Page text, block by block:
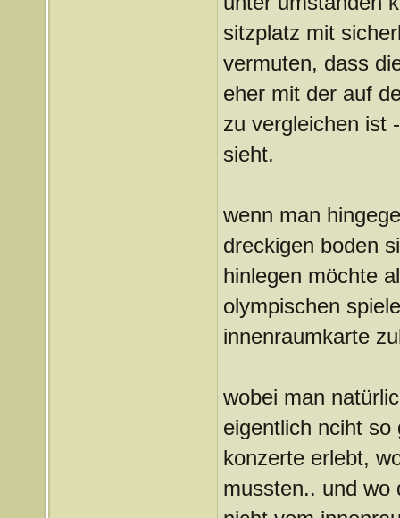
sitzplatz mit
vermuten, dass
eher mit der auf
zu vergleichen ist
sieht.
wenn man
dreckigen boden
hinlegen möchte
olympischen
innenraumkarte
wobei man
eigentlich nciht so
konzerte erlebt,
mussten.. und wo